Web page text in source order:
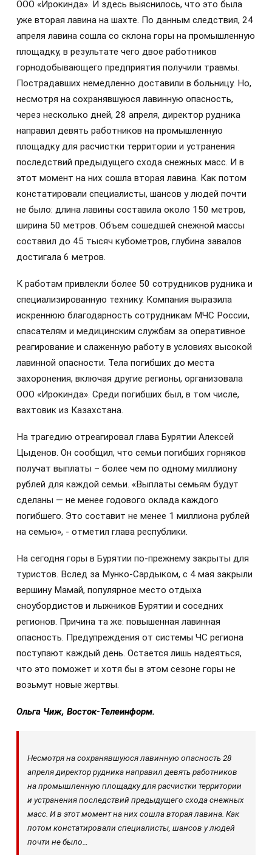
ООО «Ирокинда». И здесь выяснилось, что это была
уже вторая лавина на шахте. По данным следствия, 24
апреля лавина сошла со склона горы на промышленную
площадку, в результате чего двое работников
горнодобывающего предприятия получили травмы.
Пострадавших немедленно доставили в больницу. Но,
несмотря на сохранявшуюся лавинную опасность,
через несколько дней, 28 апреля, директор рудника
направил девять работников на промышленную
площадку для расчистки территории и устранения
последствий предыдущего схода снежных масс. И в
этот момент на них сошла вторая лавина. Как потом
констатировали специалисты, шансов у людей почти
не было: длина лавины составила около 150 метров,
ширина 50 метров. Объем сошедшей снежной массы
составил до 45 тысяч кубометров, глубина завалов
достигала 6 метров.
К работам привлекли более 50 сотрудников рудника и
специализированную технику. Компания выразила
искреннюю благодарность сотрудникам МЧС России,
спасателям и медицинским службам за оперативное
реагирование и слаженную работу в условиях высокой
лавинной опасности. Тела погибших до места
захоронения, включая другие регионы, организовала
ООО «Ирокинда». Среди погибших был, в том числе,
вахтовик из Казахстана.
На трагедию отреагировал глава Бурятии Алексей
Цыденов. Он сообщил, что семьи погибших горняков
получат выплаты – более чем по одному миллиону
рублей для каждой семьи. «Выплаты семьям будут
сделаны — не менее годового оклада каждого
погибшего. Это составит не менее 1 миллиона рублей
на семью», - отметил глава республики.
На сегодня горы в Бурятии по-прежнему закрыты для
туристов. Вслед за Мунко-Сардыком, с 4 мая закрыли
вершину Мамай, популярное место отдыха
сноубордистов и лыжников Бурятии и соседних
регионов. Причина та же: повышенная лавинная
опасность. Предупреждения от системы ЧС региона
поступают каждый день. Остается лишь надеяться,
что это поможет и хотя бы в этом сезоне горы не
возьмут новые жертвы.
Ольга Чиж, Восток-Телеинформ.
Несмотря на сохранявшуюся лавинную опасность 28
апреля директор рудника направил девять работников
на промышленную площадку для расчистки территории
и устранения последствий предыдущего схода снежных
масс. И в этот момент на них сошла вторая лавина. Как
потом констатировали специалисты, шансов у людей
почти не было…